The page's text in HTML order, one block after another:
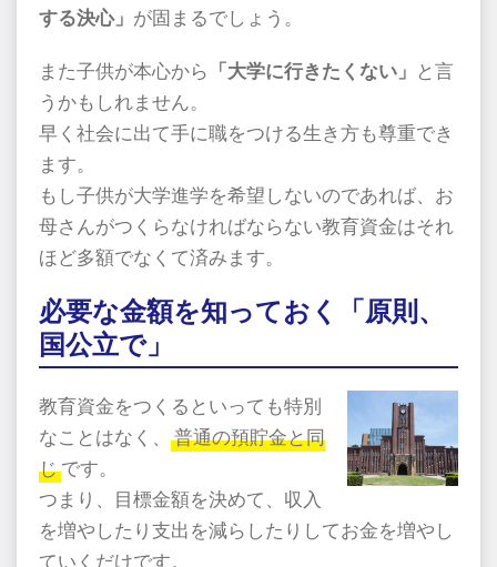
する決心」 が固まるでしょう。
また子供が本心から 「大学に行きたくない」 と言
うかもしれません。
早く社会に出て手に職をつける生き方も尊重でき
ます。
もし子供が大学進学を希望しないのであれば、お
母さんがつくらなければならない教育資金はそれ
ほど多額でなくて済みます。
必要な金額を知っておく「原則、
国公立で」
教育資金をつくるといっても特別
なことはなく、
普通の預貯金と同
じ です。
つまり、目標金額を決めて、収入
を増やしたり支出を減らしたりしてお金を増やし
ていくだけです。